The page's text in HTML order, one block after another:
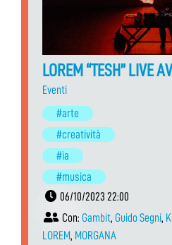
LOREM “TESH” LIVE
Eventi
#arte
#creatività
#ia
#musica
06/10/2023 22:00
Con: Gambit, Guido Segni,
LOREM, MORGANA